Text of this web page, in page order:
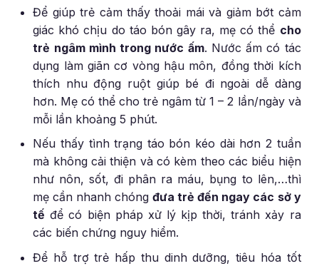
Để giúp trẻ cảm thấy thoải mái và giảm bớt cảm
giác khó chịu do táo bón gây ra, mẹ có thể cho
trẻ ngâm mình trong nước ấm. Nước ấm có tác
dụng làm giãn cơ vòng hậu môn, đồng thời kích
thích nhu động ruột giúp bé đi ngoài dễ dàng
hơn. Mẹ có thể cho trẻ ngâm từ 1 – 2 lần/ngày và
mỗi lần khoảng 5 phút.
Nếu thấy tình trạng táo bón kéo dài hơn 2 tuần
mà không cải thiện và có kèm theo các biểu hiện
như nôn, sốt, đi phân ra máu, bụng to lên,…thì
mẹ cần nhanh chóngđưa trẻ đến ngay các sở y
tế để có biện pháp xử lý kịp thời, tránh xảy ra
các biến chứng nguy hiểm.
Để hỗ trợ trẻ hấp thu dinh dưỡng, tiêu hóa tốt